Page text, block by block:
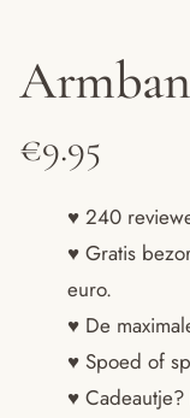
€9.95
♥ 240
♥ Gratis
euro.
♥ De
♥ Spoed of
♥